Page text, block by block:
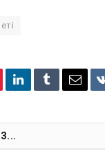
LinkedInTumblrEmail